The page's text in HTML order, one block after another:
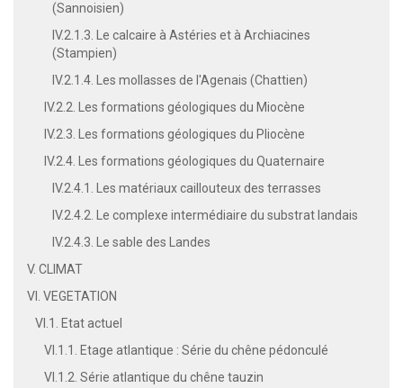
(Sannoisien)
IV.2.1.3. Le calcaire à Astéries et à Archiacines
(Stampien)
IV.2.1.4. Les mollasses de l'Agenais (Chattien)
IV.2.2. Les formations géologiques du Miocène
IV.2.3. Les formations géologiques du Pliocène
IV.2.4. Les formations géologiques du Quaternaire
IV.2.4.1. Les matériaux caillouteux des terrasses
IV.2.4.2. Le complexe intermédiaire du substrat landais
IV.2.4.3. Le sable des Landes
V. CLIMAT
VI. VEGETATION
VI.1. Etat actuel
VI.1.1. Etage atlantique : Série du chêne pédonculé
VI.1.2. Série atlantique du chêne tauzin